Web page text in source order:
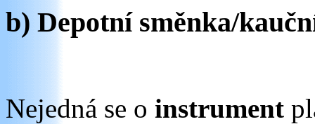
b) Depotní směnka/
Nejedná se o instrument